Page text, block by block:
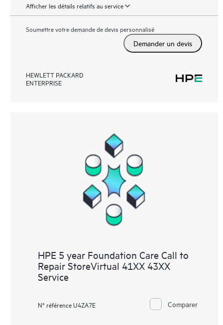
Afficher les détails relatifs au service
Soumettre votre demande de devis personnalisé
Demander un devis
HEWLETT PACKARD
ENTERPRISE
HPE 5 year Foundation Care Call to
Repair StoreVirtual 41XX 43XX
Service
N° référence U4ZA7E Comparer